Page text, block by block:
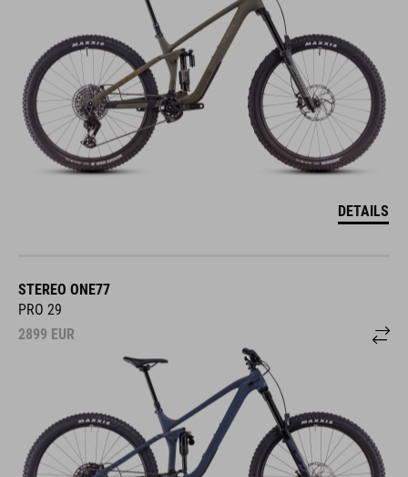
DETAILS
STEREO ONE77
PRO 29
2899 EUR